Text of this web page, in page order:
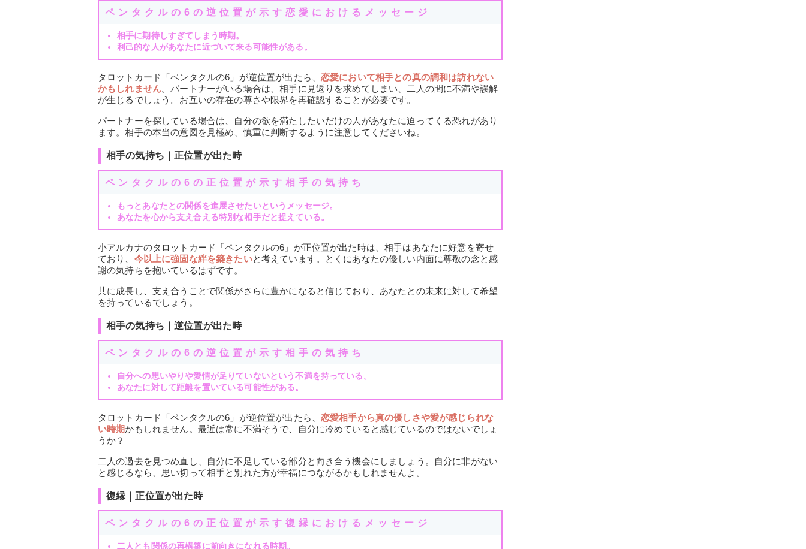
ペンタクルの6の逆位置が示す恋愛におけるメッセージ
相手に期待しすぎてしまう時期。
利己的な人があなたに近づいて来る可能性がある。
タロットカード「ペンタクルの6」が逆位置が出たら、恋愛において相手との真の調和は訪れない
かもしれません。パートナーがいる場合は、相手に見返りを求めてしまい、二人の間に不満や誤解
が生じるでしょう。お互いの存在の尊さや限界を再確認することが必要です。
パートナーを探している場合は、自分の欲を満たしたいだけの人があなたに迫ってくる恐れがあり
ます。相手の本当の意図を見極め、慎重に判断するように注意してくださいね。
相手の気持ち｜正位置が出た時
ペンタクルの6の正位置が示す相手の気持ち
もっとあなたとの関係を進展させたいというメッセージ。
あなたを心から支え合える特別な相手だと捉えている。
小アルカナのタロットカード「ペンタクルの6」が正位置が出た時は、相手はあなたに好意を寄せ
ており、 今以上に強固な絆を築きたいと考えています。とくにあなたの優しい内面に尊敬の念と感
謝の気持ちを抱いているはずです。
共に成長し、支え合うことで関係がさらに豊かになると信じており、あなたとの未来に対して希望
を持っているでしょう。
相手の気持ち｜逆位置が出た時
ペンタクルの6の逆位置が示す相手の気持ち
自分への思いやりや愛情が足りていないという不満を持っている。
あなたに対して距離を置いている可能性がある。
タロットカード「ペンタクルの6」が逆位置が出たら、恋愛相手から真の優しさや愛が感じられな
い時期かもしれません。最近は常に不満そうで、自分に冷めていると感じているのではないでしょ
うか？
二人の過去を見つめ直し、自分に不足している部分と向き合う機会にしましょう。自分に非がない
と感じるなら、思い切って相手と別れた方が幸福につながるかもしれませんよ。
復縁｜正位置が出た時
ペンタクルの6の正位置が示す復縁におけるメッセージ
二人とも関係の再構築に前向きになれる時期。